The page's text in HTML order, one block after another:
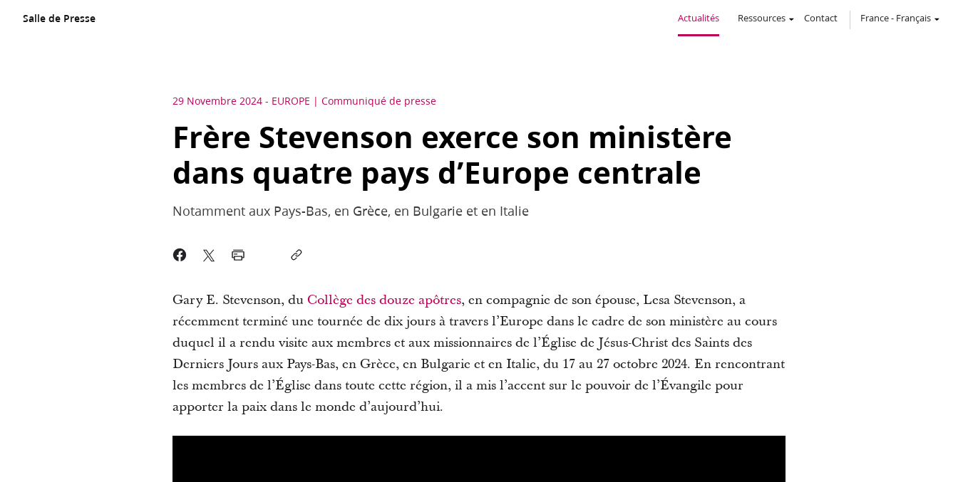
Salle de Presse Actualités Ressources Contact France- Français
29 Novembre 2024 - EUROPE Communiqué de presse
Frère Stevenson exerce son ministère
dans quatre pays d’Europe centrale
Notamment aux Pays-Bas, en Grèce, en Bulgarie et en Italie
Gary E. Stevenson, du Collège des douze apôtres, en compagnie de son épouse, Lesa Stevenson, a
récemment terminé une tournée de dix jours à travers l’Europe dans le cadre de son ministère au cours
duquel il a rendu visite aux membres et aux missionnaires de l’Église de Jésus-Christ des Saints des
Derniers Jours aux Pays-Bas, en Grèce, en Bulgarie et en Italie, du 17 au 27 octobre 2024. En rencontrant
les membres de l’Église dans toute cette région, il a mis l’accent sur le pouvoir de l’Évangile pour
apporter la paix dans le monde d’aujourd’hui.